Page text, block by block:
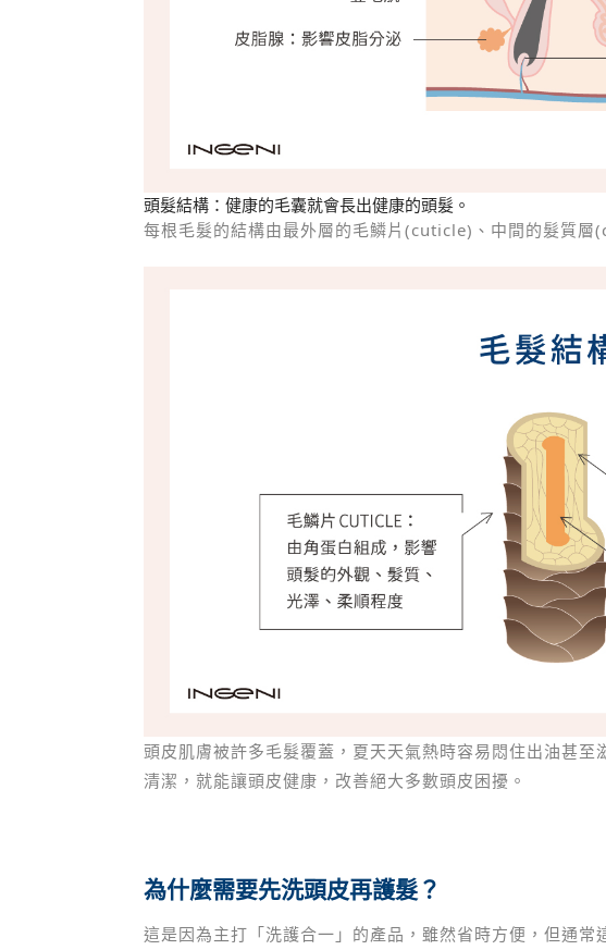
頭髮結構：健康的毛囊就會長出健康的頭髮。
每根毛髮的結構由最外層的毛鱗片(cuticle)、中間的髮質
頭皮肌膚被許多毛髮覆蓋，夏天天氣熱時容易悶住出油甚至
清潔，就能讓頭皮健康，改善絕大多數頭皮困擾。
為什麼需要先洗頭皮再護髮？
這是因為主打「洗護合一」的產品，雖然省時方便，但通